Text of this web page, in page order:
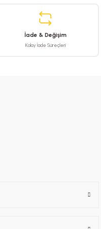
İade & Değişim
Kolay İade Süreçleri